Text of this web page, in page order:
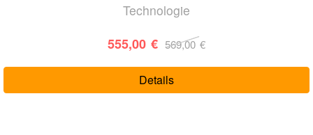
Technologie
555,00 € 569,00 €
Details